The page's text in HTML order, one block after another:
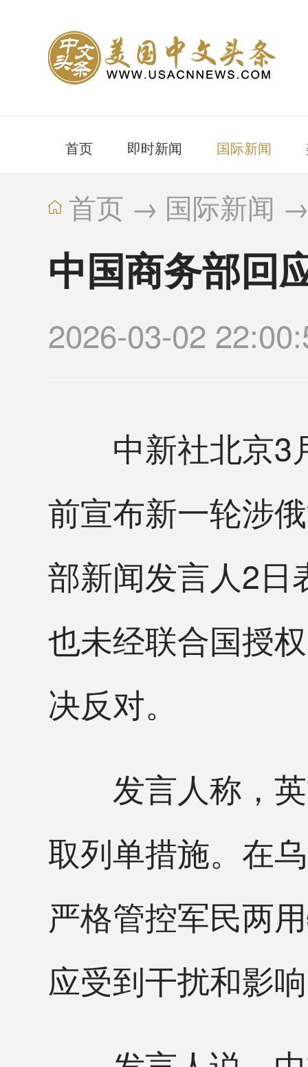
首页 即时新闻 国际新闻
首页 → 国际新闻
中国商务部回
2026-03-02
中新社北京3
前宣布新一轮涉
部新闻发言人2日
也未经联合国授
决反对。
发言人称，英
取列单措施。在
严格管控军民两
应受到干扰和影